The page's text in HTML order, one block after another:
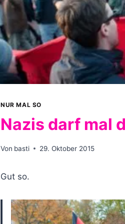
NUR MAL SO
Nazis darf mal
Von basti 29. Oktober 2015
Gut so.